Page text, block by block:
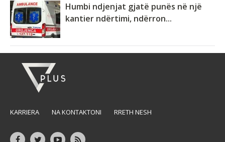
Humbi ndjenjat gjatë punës në një
kantier ndërtimi, ndërron...
KARRIERA NA KONTAKTONI RRETH NESH